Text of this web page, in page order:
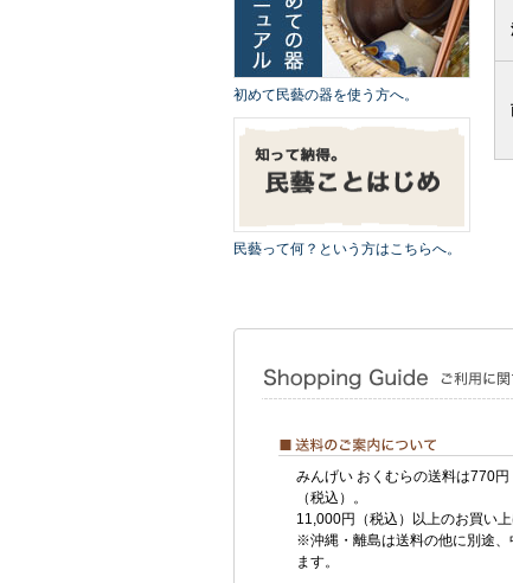
初めて民藝の器を使う方へ。
民藝って何？という方はこちらへ。
みんげい おくむらの送料は770
（税込）。
11,000円（税込）以上のお買い
※沖縄・離島は送料の他に別途
ます。